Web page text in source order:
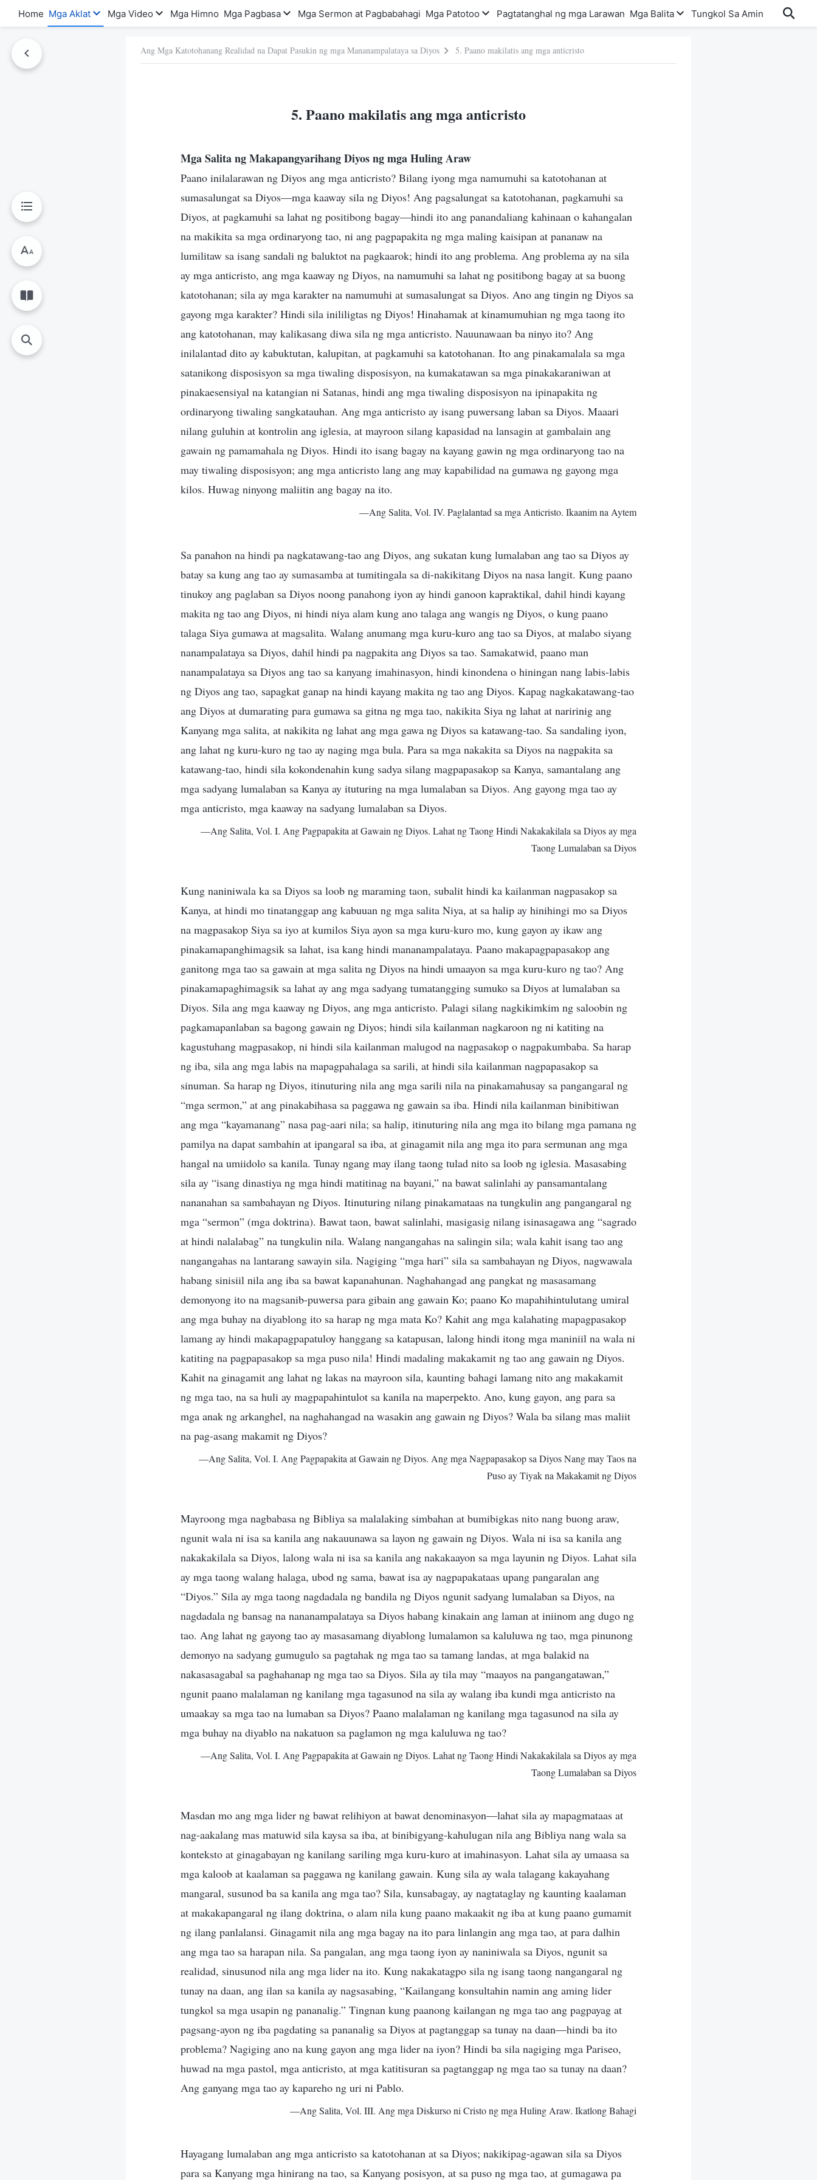
Home Mga Aklat Mga Video Mga Himno Mga Pagbasa Mga Sermon at Pagbabahagi Mga Patotoo Pagtatanghal ng mga Larawan Mga Balita Tungkol Sa Amin
Ang Mga Katotohanang Realidad na Dapat Pasukin ng mga Mananampalataya sa Diyos 5. Paano makilatis ang mga anticristo
5. Paano makilatis ang mga anticristo
Mga Salita ng Makapangyarihang Diyos ng mga Huling Araw
Paano inilalarawan ng Diyos ang mga anticristo? Bilang iyong mga namumuhi sa katotohanan at
sumasalungat sa Diyos—mga kaaway sila ng Diyos! Ang pagsalungat sa katotohanan, pagkamuhi sa
Diyos, at pagkamuhi sa lahat ng positibong bagay—hindi ito ang panandaliang kahinaan o kahangalan
na makikita sa mga ordinaryong tao, ni ang pagpapakita ng mga maling kaisipan at pananaw na
lumilitaw sa isang sandali ng baluktot na pagkaarok; hindi ito ang problema. Ang problema ay na sila
ay mga anticristo, ang mga kaaway ng Diyos, na namumuhi sa lahat ng positibong bagay at sa buong
katotohanan; sila ay mga karakter na namumuhi at sumasalungat sa Diyos. Ano ang tingin ng Diyos sa
gayong mga karakter? Hindi sila inililigtas ng Diyos! Hinahamak at kinamumuhian ng mga taong ito
ang katotohanan, may kalikasang diwa sila ng mga anticristo. Nauunawaan ba ninyo ito? Ang
inilalantad dito ay kabuktutan, kalupitan, at pagkamuhi sa katotohanan. Ito ang pinakamalala sa mga
satanikong disposisyon sa mga tiwaling disposisyon, na kumakatawan sa mga pinakakaraniwan at
pinakaesensiyal na katangian ni Satanas, hindi ang mga tiwaling disposisyon na ipinapakita ng
ordinaryong tiwaling sangkatauhan. Ang mga anticristo ay isang puwersang laban sa Diyos. Maaari
nilang guluhin at kontrolin ang iglesia, at mayroon silang kapasidad na lansagin at gambalain ang
gawain ng pamamahala ng Diyos. Hindi ito isang bagay na kayang gawin ng mga ordinaryong tao na
may tiwaling disposisyon; ang mga anticristo lang ang may kapabilidad na gumawa ng gayong mga
kilos. Huwag ninyong maliitin ang bagay na ito.
—Ang Salita, Vol. IV. Paglalantad sa mga Anticristo. Ikaanim na Aytem
Sa panahon na hindi pa nagkatawang-tao ang Diyos, ang sukatan kung lumalaban ang tao sa Diyos ay
batay sa kung ang tao ay sumasamba at tumitingala sa di-nakikitang Diyos na nasa langit. Kung paano
tinukoy ang paglaban sa Diyos noong panahong iyon ay hindi ganoon kapraktikal, dahil hindi kayang
makita ng tao ang Diyos, ni hindi niya alam kung ano talaga ang wangis ng Diyos, o kung paano
talaga Siya gumawa at magsalita. Walang anumang mga kuru-kuro ang tao sa Diyos, at malabo siyang
nanampalataya sa Diyos, dahil hindi pa nagpakita ang Diyos sa tao. Samakatwid, paano man
nanampalataya sa Diyos ang tao sa kanyang imahinasyon, hindi kinondena o hiningan nang labis-labis
ng Diyos ang tao, sapagkat ganap na hindi kayang makita ng tao ang Diyos. Kapag nagkakatawang-tao
ang Diyos at dumarating para gumawa sa gitna ng mga tao, nakikita Siya ng lahat at naririnig ang
Kanyang mga salita, at nakikita ng lahat ang mga gawa ng Diyos sa katawang-tao. Sa sandaling iyon,
ang lahat ng kuru-kuro ng tao ay naging mga bula. Para sa mga nakakita sa Diyos na nagpakita sa
katawang-tao, hindi sila kokondenahin kung sadya silang magpapasakop sa Kanya, samantalang ang
mga sadyang lumalaban sa Kanya ay ituturing na mga lumalaban sa Diyos. Ang gayong mga tao ay
mga anticristo, mga kaaway na sadyang lumalaban sa Diyos.
—Ang Salita, Vol. I. Ang Pagpapakita at Gawain ng Diyos. Lahat ng Taong Hindi Nakakakilala sa Diyos ay mga
Taong Lumalaban sa Diyos
Kung naniniwala ka sa Diyos sa loob ng maraming taon, subalit hindi ka kailanman nagpasakop sa
Kanya, at hindi mo tinatanggap ang kabuuan ng mga salita Niya, at sa halip ay hinihingi mo sa Diyos
na magpasakop Siya sa iyo at kumilos Siya ayon sa mga kuru-kuro mo, kung gayon ay ikaw ang
pinakamapanghimagsik sa lahat, isa kang hindi mananampalataya. Paano makapagpapasakop ang
ganitong mga tao sa gawain at mga salita ng Diyos na hindi umaayon sa mga kuru-kuro ng tao? Ang
pinakamapaghimagsik sa lahat ay ang mga sadyang tumatangging sumuko sa Diyos at lumalaban sa
Diyos. Sila ang mga kaaway ng Diyos, ang mga anticristo. Palagi silang nagkikimkim ng saloobin ng
pagkamapanlaban sa bagong gawain ng Diyos; hindi sila kailanman nagkaroon ng ni katiting na
kagustuhang magpasakop, ni hindi sila kailanman malugod na nagpasakop o nagpakumbaba. Sa harap
ng iba, sila ang mga labis na mapagpahalaga sa sarili, at hindi sila kailanman nagpapasakop sa
sinuman. Sa harap ng Diyos, itinuturing nila ang mga sarili nila na pinakamahusay sa pangangaral ng
“mga sermon,” at ang pinakabihasa sa paggawa ng gawain sa iba. Hindi nila kailanman binibitiwan
ang mga “kayamanang” nasa pag-aari nila; sa halip, itinuturing nila ang mga ito bilang mga pamana ng
pamilya na dapat sambahin at ipangaral sa iba, at ginagamit nila ang mga ito para sermunan ang mga
hangal na umiidolo sa kanila. Tunay ngang may ilang taong tulad nito sa loob ng iglesia. Masasabing
sila ay “isang dinastiya ng mga hindi matitinag na bayani,” na bawat salinlahi ay pansamantalang
nananahan sa sambahayan ng Diyos. Itinuturing nilang pinakamataas na tungkulin ang pangangaral ng
mga “sermon” (mga doktrina). Bawat taon, bawat salinlahi, masigasig nilang isinasagawa ang “sagrado
at hindi nalalabag” na tungkulin nila. Walang nangangahas na salingin sila; wala kahit isang tao ang
nangangahas na lantarang sawayin sila. Nagiging “mga hari” sila sa sambahayan ng Diyos, nagwawala
habang sinisiil nila ang iba sa bawat kapanahunan. Naghahangad ang pangkat ng masasamang
demonyong ito na magsanib-puwersa para gibain ang gawain Ko; paano Ko mapahihintulutang umiral
ang mga buhay na diyablong ito sa harap ng mga mata Ko? Kahit ang mga kalahating mapagpasakop
lamang ay hindi makapagpapatuloy hanggang sa katapusan, lalong hindi itong mga maniniil na wala ni
katiting na pagpapasakop sa mga puso nila! Hindi madaling makakamit ng tao ang gawain ng Diyos.
Kahit na ginagamit ang lahat ng lakas na mayroon sila, kaunting bahagi lamang nito ang makakamit
ng mga tao, na sa huli ay magpapahintulot sa kanila na maperpekto. Ano, kung gayon, ang para sa
mga anak ng arkanghel, na naghahangad na wasakin ang gawain ng Diyos? Wala ba silang mas maliit
na pag-asang makamit ng Diyos?
—Ang Salita, Vol. I. Ang Pagpapakita at Gawain ng Diyos. Ang mga Nagpapasakop sa Diyos Nang may Taos na
Puso ay Tiyak na Makakamit ng Diyos
Mayroong mga nagbabasa ng Bibliya sa malalaking simbahan at bumibigkas nito nang buong araw,
ngunit wala ni isa sa kanila ang nakauunawa sa layon ng gawain ng Diyos. Wala ni isa sa kanila ang
nakakakilala sa Diyos, lalong wala ni isa sa kanila ang nakakaayon sa mga layunin ng Diyos. Lahat sila
ay mga taong walang halaga, ubod ng sama, bawat isa ay nagpapakataas upang pangaralan ang
“Diyos.” Sila ay mga taong nagdadala ng bandila ng Diyos ngunit sadyang lumalaban sa Diyos, na
nagdadala ng bansag na nananampalataya sa Diyos habang kinakain ang laman at iniinom ang dugo ng
tao. Ang lahat ng gayong tao ay masasamang diyablong lumalamon sa kaluluwa ng tao, mga pinunong
demonyo na sadyang gumugulo sa pagtahak ng mga tao sa tamang landas, at mga balakid na
nakasasagabal sa paghahanap ng mga tao sa Diyos. Sila ay tila may “maayos na pangangatawan,”
ngunit paano malalaman ng kanilang mga tagasunod na sila ay walang iba kundi mga anticristo na
umaakay sa mga tao na lumaban sa Diyos? Paano malalaman ng kanilang mga tagasunod na sila ay
mga buhay na diyablo na nakatuon sa paglamon ng mga kaluluwa ng tao?
—Ang Salita, Vol. I. Ang Pagpapakita at Gawain ng Diyos. Lahat ng Taong Hindi Nakakakilala sa Diyos ay mga
Taong Lumalaban sa Diyos
Masdan mo ang mga lider ng bawat relihiyon at bawat denominasyon—lahat sila ay mapagmataas at
nag-aakalang mas matuwid sila kaysa sa iba, at binibigyang-kahulugan nila ang Bibliya nang wala sa
konteksto at ginagabayan ng kanilang sariling mga kuru-kuro at imahinasyon. Lahat sila ay umaasa sa
mga kaloob at kaalaman sa paggawa ng kanilang gawain. Kung sila ay wala talagang kakayahang
mangaral, susunod ba sa kanila ang mga tao? Sila, kunsabagay, ay nagtataglay ng kaunting kaalaman
at makakapangaral ng ilang doktrina, o alam nila kung paano makaakit ng iba at kung paano gumamit
ng ilang panlalansi. Ginagamit nila ang mga bagay na ito para linlangin ang mga tao, at para dalhin
ang mga tao sa harapan nila. Sa pangalan, ang mga taong iyon ay naniniwala sa Diyos, ngunit sa
realidad, sinusunod nila ang mga lider na ito. Kung nakakatagpo sila ng isang taong nangangaral ng
tunay na daan, ang ilan sa kanila ay nagsasabing, “Kailangang konsultahin namin ang aming lider
tungkol sa mga usapin ng pananalig.” Tingnan kung paanong kailangan ng mga tao ang pagpayag at
pagsang-ayon ng iba pagdating sa pananalig sa Diyos at pagtanggap sa tunay na daan—hindi ba ito
problema? Nagiging ano na kung gayon ang mga lider na iyon? Hindi ba sila nagiging mga Pariseo,
huwad na mga pastol, mga anticristo, at mga katitisuran sa pagtanggap ng mga tao sa tunay na daan?
Ang ganyang mga tao ay kapareho ng uri ni Pablo.
—Ang Salita, Vol. III. Ang mga Diskurso ni Cristo ng mga Huling Araw. Ikatlong Bahagi
Hayagang lumalaban ang mga anticristo sa katotohanan at sa Diyos; nakikipag-agawan sila sa Diyos
para sa Kanyang mga hinirang na tao, sa Kanyang posisyon, at sa puso ng mga tao, at gumagawa pa